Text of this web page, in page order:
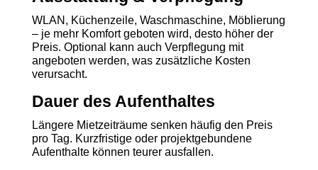
WLAN, Küchenzeile, Waschmaschine, Möblierung
– je mehr Komfort geboten wird, desto höher der
Preis. Optional kann auch Verpflegung mit
angeboten werden, was zusätzliche Kosten
verursacht.
Dauer des Aufenthaltes
Längere Mietzeiträume senken häufig den Preis
pro Tag. Kurzfristige oder projektgebundene
Aufenthalte können teurer ausfallen.